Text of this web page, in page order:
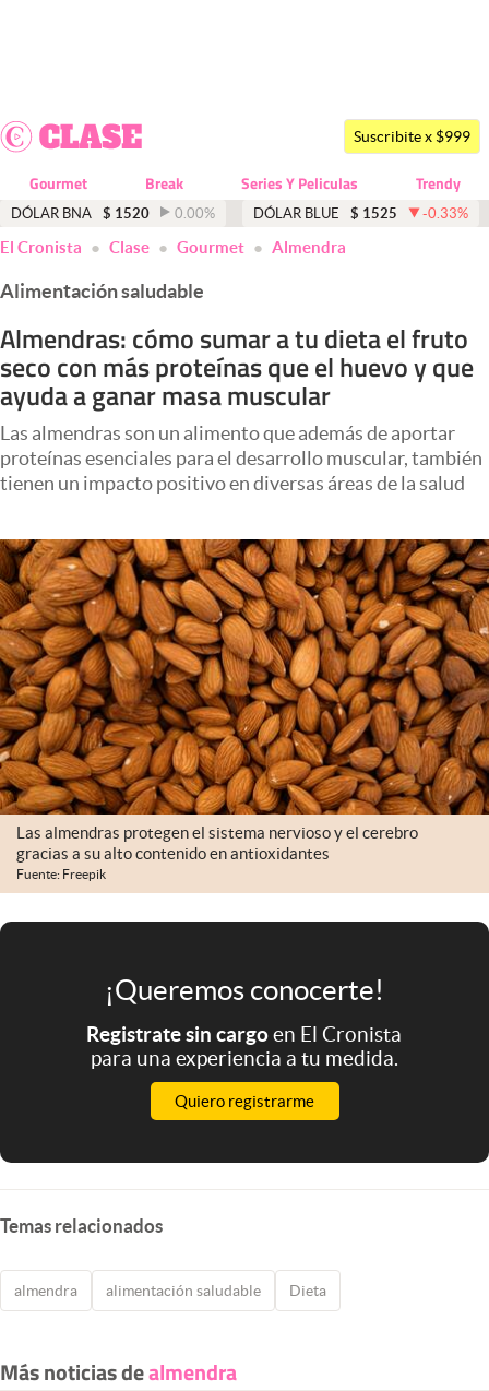
Dólar
Economía y Política
Finanzas y Mercados
Mercados Online
Negocios
Columnistas
Apertura
Clase
Clima
Mundial 2026
Eventos Corporativos
El Cronista Studio
Mediakit
abre en nueva pestaña
Argentina
Suscribite x $999
Gourmet Break Series Y Peliculas Trendy
DÓLAR BNA $ 1520 0.00% DÓLAR BLUE $ 1525 -0.33%
El Cronista Clase Gourmet Almendra
Alimentación saludable
Almendras: cómo sumar a tu dieta el fruto
seco con más proteínas que el huevo y que
ayuda a ganar masa muscular
Las almendras son un alimento que además de aportar
proteínas esenciales para el desarrollo muscular, también
tienen un impacto positivo en diversas áreas de la salud
Las almendras protegen el sistema nervioso y el cerebro
gracias a su alto contenido en antioxidantes
Fuente: Freepik
¡Queremos conocerte!
Registrate sin cargoen El Cronista
para una experiencia a tu medida.
Quiero registrarme
Temas relacionados
almendra alimentación saludable Dieta
Más noticias dealmendra